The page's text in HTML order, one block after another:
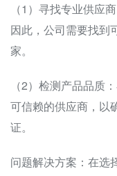
（1）寻找专业供应
因此，公司需要找到
家。
（2）检测产品品质
可信赖的供应商，以
证。
问题解决方案：在选